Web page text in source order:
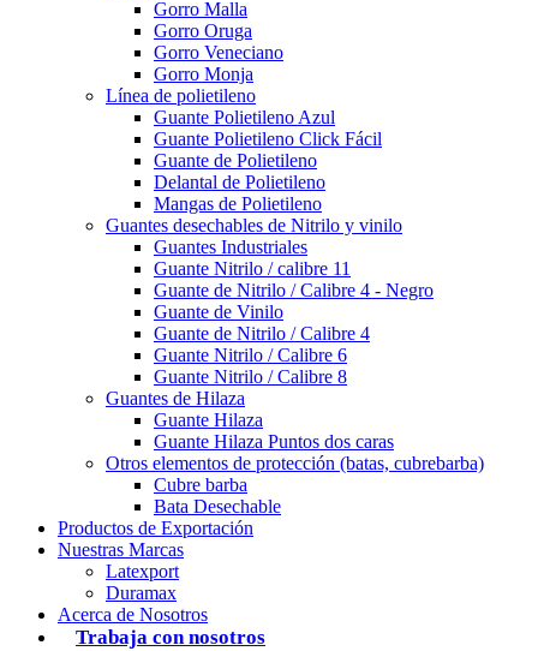
Gorro Malla
Gorro Oruga
Gorro Veneciano
Gorro Monja
Línea de polietileno
Guante Polietileno Azul
Guante Polietileno Click Fácil
Guante de Polietileno
Delantal de Polietileno
Mangas de Polietileno
Guantes desechables de Nitrilo y vinilo
Guantes Industriales
Guante Nitrilo / calibre 11
Guante de Nitrilo / Calibre 4 - Negro
Guante de Vinilo
Guante de Nitrilo / Calibre 4
Guante Nitrilo / Calibre 6
Guante Nitrilo / Calibre 8
Guantes de Hilaza
Guante Hilaza
Guante Hilaza Puntos dos caras
Otros elementos de protección (batas, cubrebarba)
Cubre barba
Bata Desechable
Productos de Exportación
Nuestras Marcas
Latexport
Duramax
Acerca de Nosotros
Trabaja con nosotros